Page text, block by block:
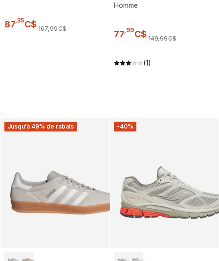
87 35C$ 167,99C$
Homme
77 99C$ 149,99C$
(1)
Jusqu’à 49% de rabais -40%